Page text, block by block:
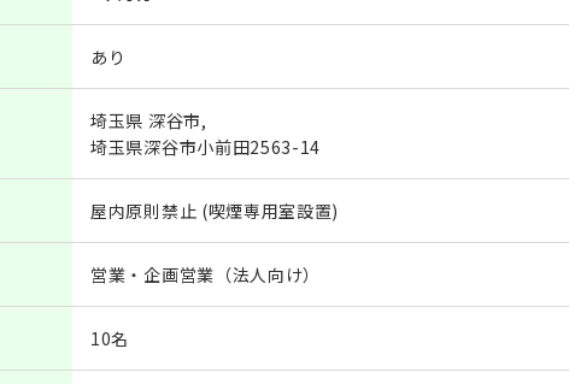
あり
埼玉県 深谷市,
埼玉県深谷市小前田2563-14
屋内原則禁止 (喫煙専用室設置)
営業・企画営業（法人向け）
10名